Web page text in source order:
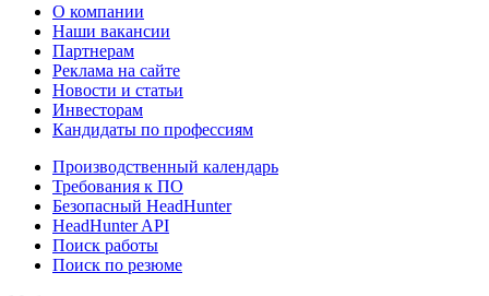
О компании
Наши вакансии
Партнерам
Реклама на сайте
Новости и статьи
Инвесторам
Кандидаты по профессиям
Производственный календарь
Требования к ПО
Безопасный HeadHunter
HeadHunter API
Поиск работы
Поиск по резюме